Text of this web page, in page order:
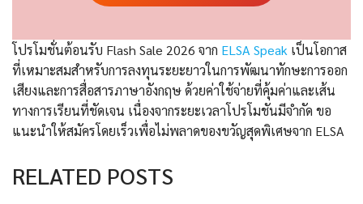
โปรโมชั่นต้อนรับ Flash Sale 2026 จาก ELSA Speak เป็นโอกาส
ที่เหมาะสมสำหรับการลงทุนระยะยาวในการพัฒนาทักษะการออก
เสียงและการสื่อสารภาษาอังกฤษ ด้วยค่าใช้จ่ายที่คุ้มค่าและเส้น
ทางการเรียนที่ชัดเจน เนื่องจากระยะเวลาโปรโมชันมีจำกัด ขอ
แนะนำให้สมัครโดยเร็วเพื่อไม่พลาดของขวัญสุดพิเศษจาก ELSA
RELATED POSTS